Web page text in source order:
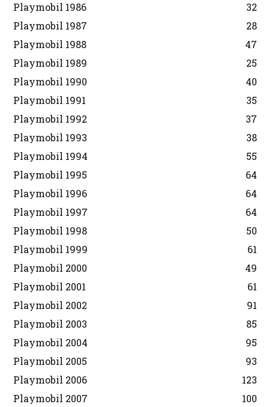
Playmobil 1986
32
Playmobil 1987
28
Playmobil 1988
47
Playmobil 1989
25
Playmobil 1990
40
Playmobil 1991
35
Playmobil 1992
37
Playmobil 1993
38
Playmobil 1994
55
Playmobil 1995
64
Playmobil 1996
64
Playmobil 1997
64
Playmobil 1998
50
Playmobil 1999
61
Playmobil 2000
49
Playmobil 2001
61
Playmobil 2002
91
Playmobil 2003
85
Playmobil 2004
95
Playmobil 2005
93
Playmobil 2006
123
Playmobil 2007
100